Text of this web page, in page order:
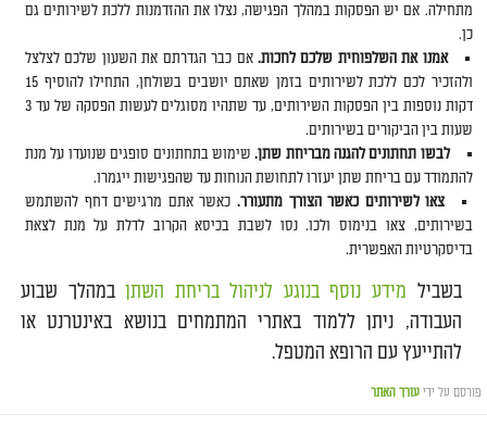
מתחילה. אם יש הפסקות במהלך הפגישה, נצלו את ההזדמנות ללכת לשירותים גם
כן.
אמנו את השלפוחית שלכם לחכות. אם כבר הגדרתם את השעון שלכם לצלצל
ולהזכיר לכם ללכת לשירותים בזמן שאתם יושבים בשולחן, התחילו להוסיף 15
דקות נוספות בין הפסקות השירותים, עד שתהיו מסוגלים לעשות הפסקה של עד 3
שעות בין הביקורים בשירותים.
לבשו תחתונים להגנה מבריחת שתן. שימוש בתחתונים סופגים שנועדו על מנת
להתמודד עם בריחת שתן יעזרו לתחושת הנוחות עד שהפגישות ייגמרו.
צאו לשירותים כאשר הצורך מתעורר. כאשר אתם מרגישים דחף להשתמש
בשירותים, צאו בנימוס ולכו. נסו לשבת בכיסא הקרוב לדלת על מנת לצאת
בדיסקרטיות האפשרית.
בשביל מידע נוסף בנוגע לניהול בריחת השתןבמהלך שבוע
העבודה, ניתן ללמוד באתרי המתמחים בנושא באינטרנט או
להתייעץ עם הרופא המטפל.
פורסם על ידי עורך האתר